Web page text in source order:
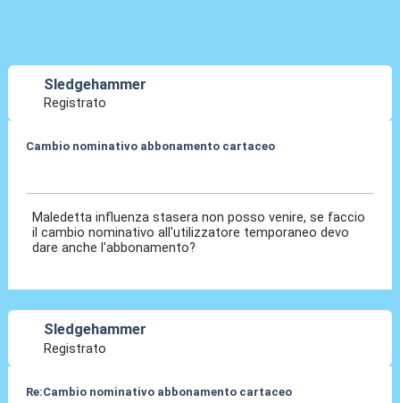
Sledgehammer
Registrato
Cambio nominativo abbonamento cartaceo
Maledetta influenza stasera non posso venire, se faccio
il cambio nominativo all'utilizzatore temporaneo devo
dare anche l'abbonamento?
Sledgehammer
Registrato
Re:Cambio nominativo abbonamento cartaceo